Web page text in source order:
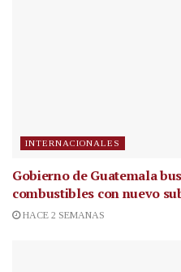
INTERNACIONALES
Gobierno de Guatemala
combustibles con nuevo
HACE 2 SEMANAS